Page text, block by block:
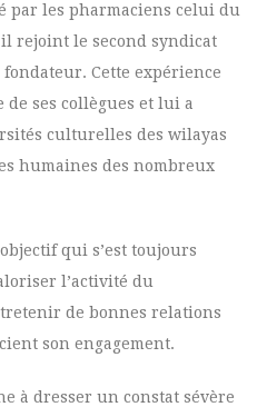
par les pharmaciens celui du
rejoint le second syndicat
Cette expérience
de ses collègues et lui a
culturelles des wilayas
humaines des nombreux
qui s’est toujours
l’activité du
de bonnes relations
son engagement.
à dresser un constat sévère